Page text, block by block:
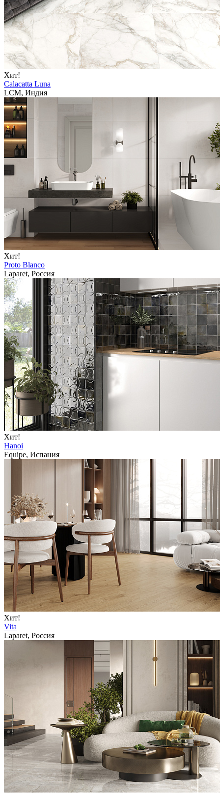
Хит!
Calacatta Luna
LCM, Индия
Хит!
Proto Blanco
Laparet, Россия
Хит!
Hanoi
Equipe, Испания
Хит!
Vita
Laparet, Россия